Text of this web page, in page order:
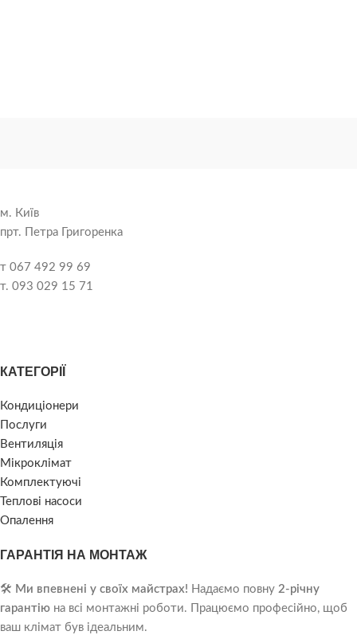
м. Київ
прт. Петра Григоренка
т 067 492 99 69
т. 093 029 15 71
КАТЕГОРІЇ
Кондиціонери
Послуги
Вентиляція
Мікроклімат
Комплектуючі
Теплові насоси
Опалення
ГАРАНТІЯ НА МОНТАЖ
🛠️ Ми впевнені у своїх майстрах! Надаємо повну 2-річну
гарантію на всі монтажні роботи. Працюємо професійно, щоб
ваш клімат був ідеальним.